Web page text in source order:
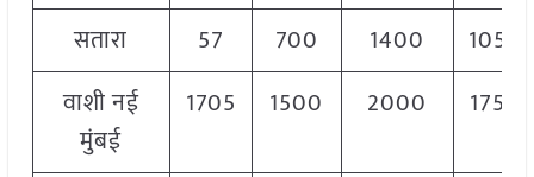
सतारा 57 700 1400
1050
वाशी नई
मुंबई
1705 1500 2000 1750